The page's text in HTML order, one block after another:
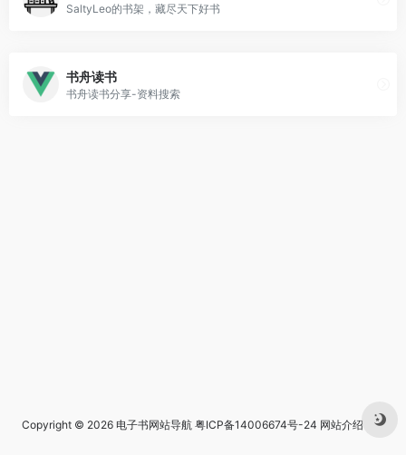
SaltyLeo的书架，藏尽天下好书
书舟读书
书舟读书分享-资料搜索
Copyright © 2026 电子书网站导航 粤ICP备14006674号-24 网站介绍